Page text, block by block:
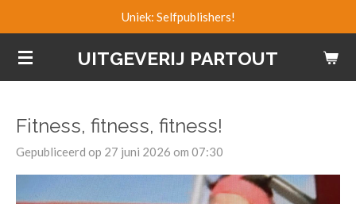
naar
de
UITGEVERIJ PARTOUT
Uniek: Selfpublishers!
Fitness, fitness, fitness!
Gepubliceerd op 27 juni 2026 om 07:30